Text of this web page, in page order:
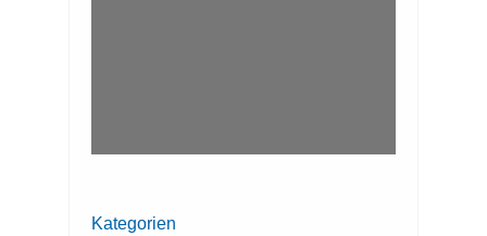
Kategorien